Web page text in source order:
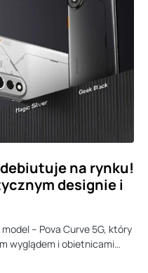
debiutuje na rynku!
designie i
– Pova Curve 5G, który
wyglądem i obietnicami…